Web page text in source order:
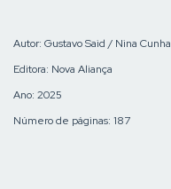
Autor: Gustavo Said / Nina Cunha
Editora: Nova Aliança
Ano: 2025
Número de páginas: 187